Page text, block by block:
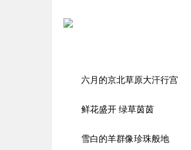
六月的京北草原大汗行宫
鲜花盛开 绿草茵茵
雪白的羊群像珍珠般地